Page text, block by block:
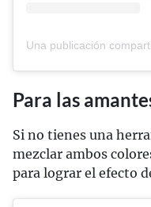
Para las
Si no tienes una
mezclar ambos
para lograr el efecto